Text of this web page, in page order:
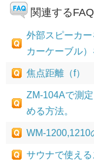
関連するFAQ
外部スピーカ
カーケーブル
焦点距離（f）
ZM-104Aで測
める方法。
WM-1200,1210
サウナで使え